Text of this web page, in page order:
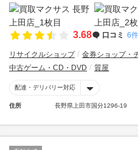
3.68 口コミ 6件
リサイクルショップ 金券ショップ・
中古ゲーム・CD・DVD
質屋
配達・デリバリー対応
住所 長野県上田市国分1296-19